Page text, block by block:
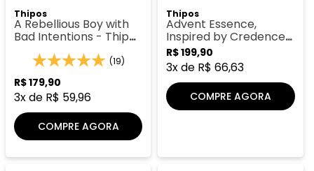
Thipos
A Rebellious Boy with
Bad Intentions - Thipos
(19)
R$179,90
3x de R$ 59,96
COMPRE AGORA
Thipos
Advent Essence,
Inspired by Credence -
Thipos 148
R$199,90
3x de R$ 66,63
COMPRE AGORA
º
8º
107
108
10º 101